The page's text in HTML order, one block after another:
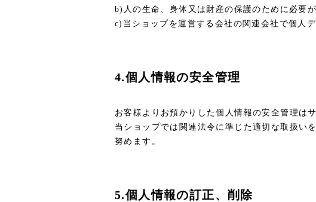
b)人の生命、身体又は財産の保護のために必要
c)当ショップを運営する会社の関連会社で個人
4.個人情報の安全管理
お客様よりお預かりした個人情報の安全管理は
当ショップでは関連法令に準じた適切な取扱い
努めます。
5.個人情報の訂正、削除